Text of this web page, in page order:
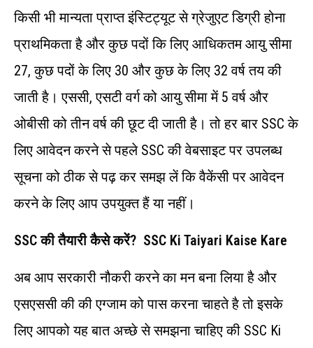
किसी भी मान्यता प्राप्त इंस्टिट्यूट से ग्रेजुएट डिग्री होना
प्राथमिकता है और कुछ पदों कि लिए आधिकतम आयु सीमा
27, कुछ पदों के लिए 30 और कुछ के लिए 32 वर्ष तय की
जाती है। एससी, एसटी वर्ग को आयु सीमा में 5 वर्ष और
ओबीसी को तीन वर्ष की छूट दी जाती है। तो हर बार SSC के
लिए आवेदन करने से पहले SSC की वेबसाइट पर उपलब्ध
सूचना को ठीक से पढ़ कर समझ लें कि वैकेंसी पर आवेदन
करने के लिए आप उपयुक्त हैं या नहीं।
SSC की तैयारी कैसे करें? SSC Ki Taiyari Kaise Kare
अब आप सरकारी नौकरी करने का मन बना लिया है और
एसएससी की की एग्जाम को पास करना चाहते है तो इसके
लिए आपको यह बात अच्छे से समझना चाहिए की SSC Ki